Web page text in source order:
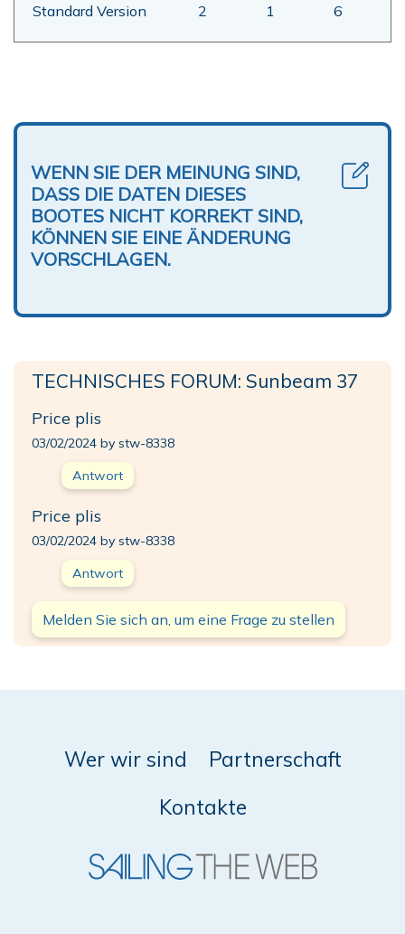
Standard Version 2 1 6
WENN SIE DER MEINUNG SIND,
DASS DIE DATEN DIESES
BOOTES NICHT KORREKT SIND,
KÖNNEN SIE EINE ÄNDERUNG
VORSCHLAGEN.
TECHNISCHES FORUM: Sunbeam 37
Price plis
03/02/2024 by stw-8338
Antwort
Price plis
03/02/2024 by stw-8338
Antwort
Melden Sie sich an, um eine Frage zu stellen
Wer wir sind
Partnerschaft
Kontakte